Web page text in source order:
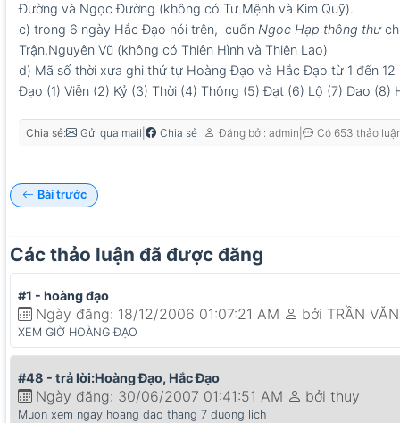
Đường và Ngọc Đường (không có Tư Mệnh và Kim Quỹ).
c) trong 6 ngày Hắc Đạo nói trên, cuốn Ngọc Hạp thông thư
Trận,Nguyên Vũ (không có Thiên Hình và Thiên Lao)
d) Mã số thời xưa ghi thứ tự Hoàng Đạo và Hắc Đạo từ 1 đến 12
Đạo (1) Viễn (2) Kỷ (3) Thời (4) Thông (5) Đạt (6) Lộ (7) Dao (8)
Chia sẻ: Gửi qua mail Chia sẻ Đăng bởi: admin Có 653 thảo
Bài trước
Các thảo luận đã được đăng
#1 - hoàng đạo
Ngày đăng: 18/12/2006 01:07:21 AM bởi TRẦN
XEM GIỜ HOÀNG ĐẠO
#48 - trả lời:Hoàng Đạo, Hắc Đạo
Ngày đăng: 30/06/2007 01:41:51 AM bởi thuy
Muon xem ngay hoang dao thang 7 duong lich